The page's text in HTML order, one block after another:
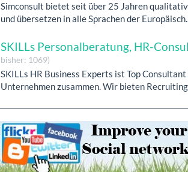
Simconsult bietet seit über 25 Jahren
und übersetzen in alle Sprachen der
SKILLs Personalberatung, HR-
bisher: 1069)
SKILLs HR Business Experts ist Top
Unternehmen zusammen. Wir bieten Recruiting,